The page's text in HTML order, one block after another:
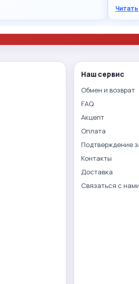
Наш сервис
Обмен и возврат
FAQ
Акцепт
Оплата
Подтверждение
Контакты
Доставка
Связаться с нами